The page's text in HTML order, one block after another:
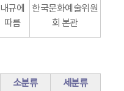
내규에
따름
한국문화예술위원
회 본관
소분류 세분류